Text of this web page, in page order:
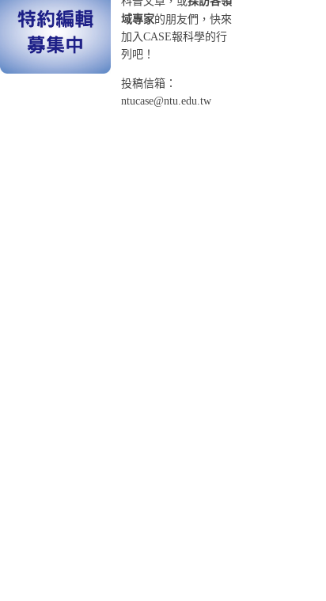
域專家的朋友們，快來
加入CASE報科學的行
列吧！
投稿信箱：
ntucase@ntu.edu.tw